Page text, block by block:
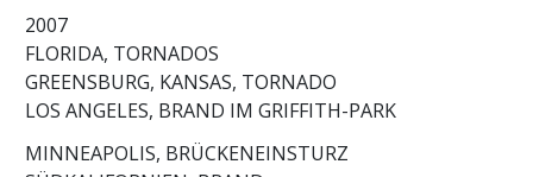
2007
FLORIDA, TORNADOS
GREENSBURG, KANSAS, TORNADO
LOS ANGELES, BRAND IM GRIFFITH-PARK
MINNEAPOLIS, BRÜCKENEINSTURZ